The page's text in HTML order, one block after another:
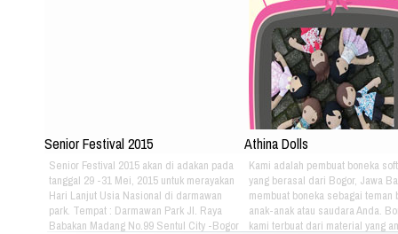
Senior Festival 2015
Senior Festival 2015 akan di adakan pada
tanggal 29 -31 Mei, 2015 untuk merayakan
Hari Lanjut Usia Nasional di darmawan
park. Tempat : Darmawan Park Jl. Raya
Babakan Madang No.99 Sentul City -Bogor
Athina Dolls
Kami adalah pembuat boneka
yang berasal dari Bogor, Jawa
membuat boneka sebagai teman
anak-anak atau saudara Anda.
kami terbuat dari material yang